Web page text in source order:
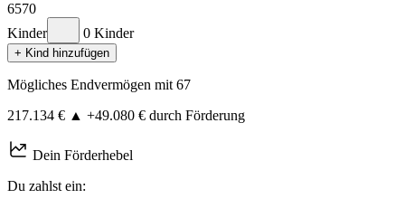
6570
Kinder
0 Kinder
+ Kind hinzufügen
Mögliches Endvermögen mit 67
217.134 € ▲ +49.080 € durch Förderung
Dein Förderhebel
Du zahlst ein: